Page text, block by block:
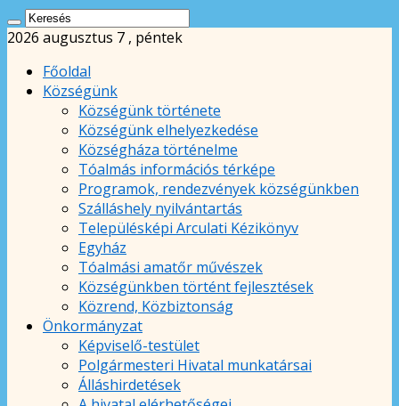
2026 augusztus 7 , péntek
Főoldal
Községünk
Községünk története
Községünk elhelyezkedése
Községháza történelme
Tóalmás információs térképe
Programok, rendezvények községünkben
Szálláshely nyilvántartás
Településképi Arculati Kézikönyv
Egyház
Tóalmási amatőr művészek
Községünkben történt fejlesztések
Közrend, Közbiztonság
Önkormányzat
Képviselő-testület
Polgármesteri Hivatal munkatársai
Álláshirdetések